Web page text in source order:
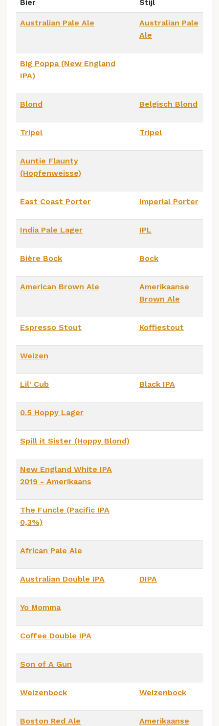
Bier Stijl
Australian Pale Ale
Australian Pale
Ale
Big Poppa (New England
IPA)
Blond Belgisch Blond
Tripel Tripel
Auntie Flaunty
(Hopfenweisse)
East Coast Porter Imperial Porter
India Pale Lager IPL
Bière Bock Bock
American Brown Ale
Amerikaanse
Brown Ale
Espresso Stout Koffiestout
Weizen
Lil' Cub Black IPA
0.5 Hoppy Lager
Spill it Sister (Hoppy Blond)
New England White IPA
2019 - Amerikaans
The Funcle (Pacific IPA
0,3%)
African Pale Ale
Australian Double IPA DIPA
Yo Momma
Coffee Double IPA
Son of A Gun
Weizenbock Weizenbock
Boston Red Ale
Amerikaanse